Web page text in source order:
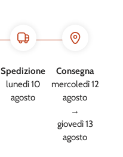
Spedizione
lunedì 10
agosto
Consegna
mercoledì 12
agosto
→
giovedì 13
agosto